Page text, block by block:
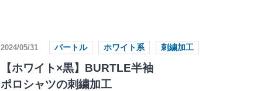
2024/05/31 バートル ホワイト系 刺繍加工
【ホワイト×黒】BURTLE半袖
ポロシャツの刺繍加工